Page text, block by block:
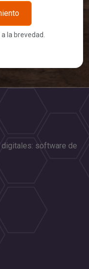
la brevedad.
software de